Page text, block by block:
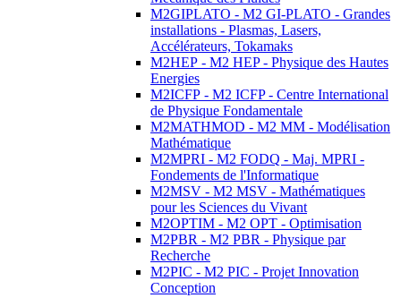
M2GIPLATO - M2 GI-PLATO - Grandes
installations - Plasmas, Lasers,
Accélérateurs, Tokamaks
M2HEP - M2 HEP - Physique des Hautes
Energies
M2ICFP - M2 ICFP - Centre International
de Physique Fondamentale
M2MATHMOD - M2 MM - Modélisation
Mathématique
M2MPRI - M2 FODQ - Maj. MPRI -
Fondements de l'Informatique
M2MSV - M2 MSV - Mathématiques
pour les Sciences du Vivant
M2OPTIM - M2 OPT - Optimisation
M2PBR - M2 PBR - Physique par
Recherche
M2PIC - M2 PIC - Projet Innovation
Conception